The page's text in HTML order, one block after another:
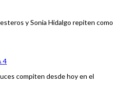
y Sonia Hidalgo repiten como
4
compiten desde hoy en el